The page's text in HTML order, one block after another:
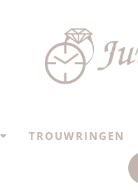
TROUWRINGEN